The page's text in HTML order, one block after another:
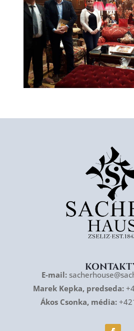
E-mail:
Marek Kepka, predseda:
Ákos Csonka, média: